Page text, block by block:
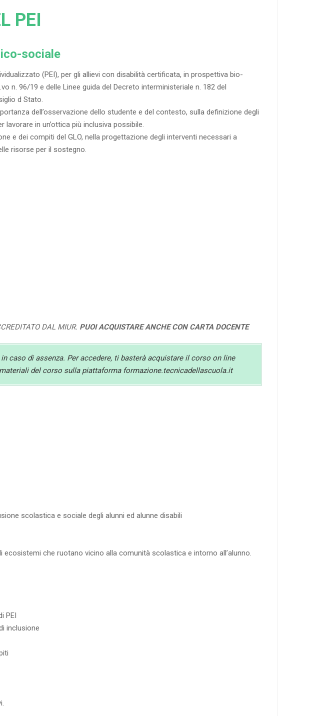
PEI
sociale
(PEI), per gli allievi con disabilità certificata, in prospettiva bio-
n. 96/19 e delle Linee guida del Decreto interministeriale n. 182 del
d Stato.
dell’osservazione dello studente e del contesto, sulla definizione degli
in un’ottica più inclusiva possibile.
e dei compiti del GLO, nella progettazione degli interventi necessari a
risorse per il sostegno.
DAL MIUR. PUOI ACQUISTARE ANCHE CON CARTA DOCENTE
caso di assenza. Per accedere, ti basterà acquistare il corso on line
del corso sulla piattaforma formazione.tecnicadellascuola.it
scolastica e sociale degli alunni ed alunne disabili
che ruotano vicino alla comunità scolastica e intorno all’alunno.
PEI
inclusione